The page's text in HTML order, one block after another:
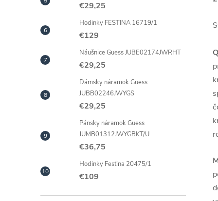
€29,25
Hodinky FESTINA 16719/1
€129
Náušnice Guess JUBE02174JWRHT
€29,25
Dámsky náramok Guess
JUBB02246JWYGS
€29,25
Pánsky náramok Guess
JUMB01312JWYGBKT/U
€36,75
Hodinky Festina 20475/1
€109